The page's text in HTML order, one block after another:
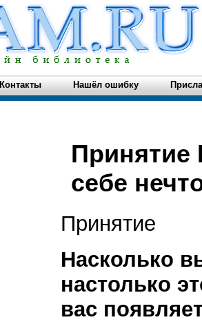
Контакты Нашёл ошибку
Принятие
себе
Принятие
Насколько
настолько
вас